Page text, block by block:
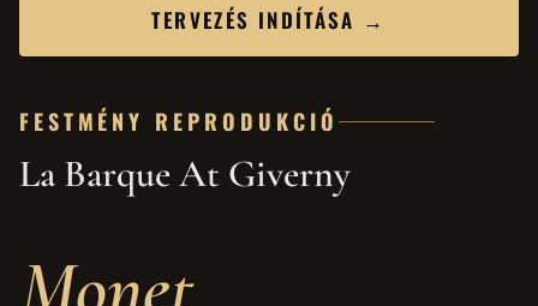
TERVEZÉS INDÍTÁSA →
FESTMÉNY REPRODUKCIÓ
La Barque At Giverny